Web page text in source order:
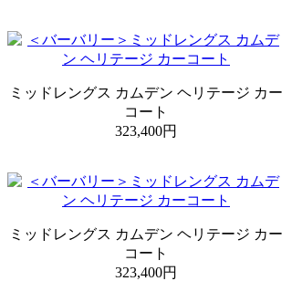
ミッドレングス カムデン ヘリテージ カー
コート
323,400円
ミッドレングス カムデン ヘリテージ カー
コート
323,400円